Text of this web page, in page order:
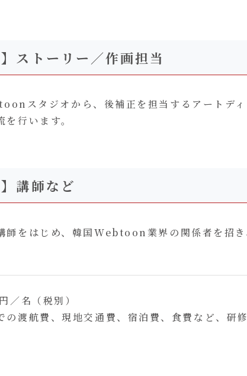
】ストーリー／作画担当
スタジオから、後補正を担当するアートデ
行います。
講師など
師をはじめ、韓国Webtoon業界の関係者を招
／名（税別）
渡航費、現地交通費、宿泊費、食費など、研